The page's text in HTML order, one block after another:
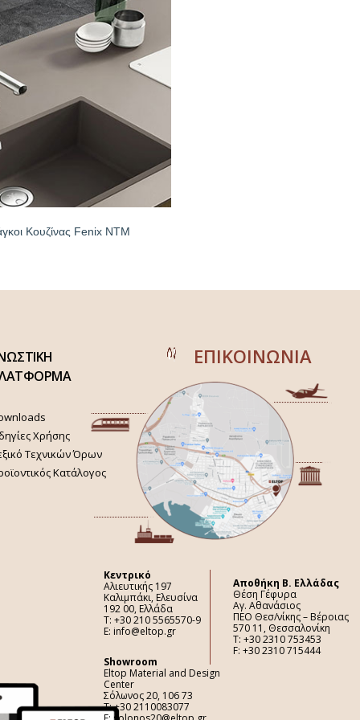
Κουζίνας Fenix NTM
Χρήσης
Τεχνικών Όρων
Κατάλογος
ΕΠΙΚΟΙΝΩΝΙΑ
Κεντρικό
Αλιευτικής 197
Καλιμπάκι, Ελευσίνα
192 00, Ελλάδα
Τ: +30 210 5565570-9
E: info@eltop.gr
Showroom
Eltop Material and Design
Center
Σόλωνος 20, 106 73
Τ: +30 2110083077
Aποθήκη Β. Ελλάδας
Θέση Γέφυρα
Αγ. Αθανάσιος
ΠΕΟ Θεσ/νίκης – Βέροιας
570 11, Θεσσαλονίκη
Τ: +30 2310 753453
F: +30 2310 715444